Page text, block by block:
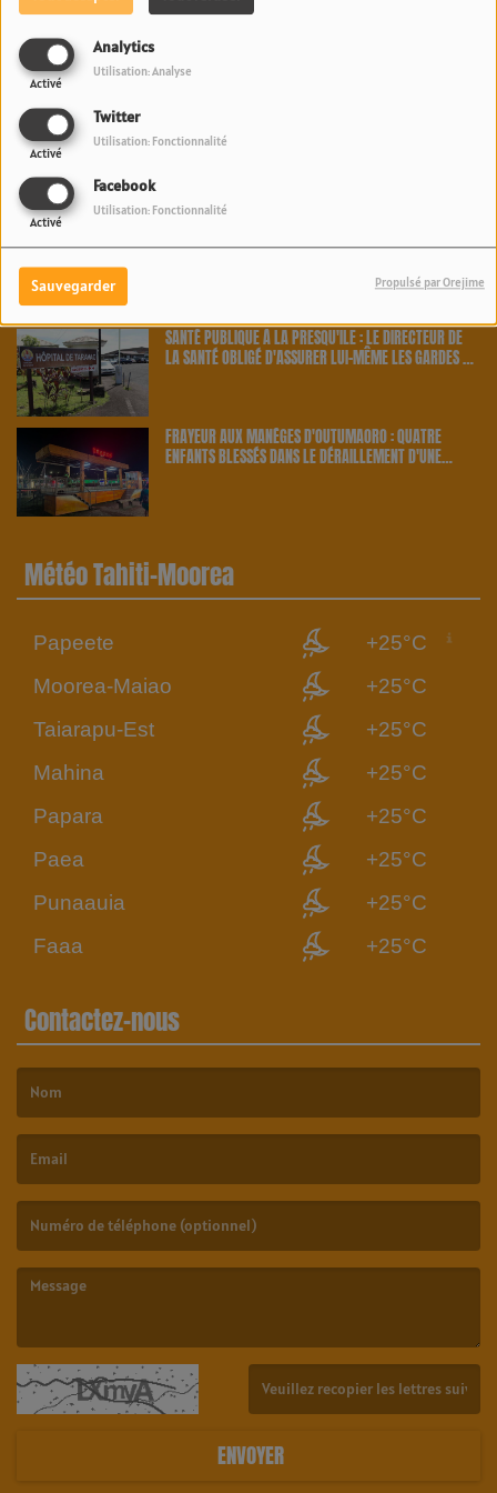
Analytics
Activé
Utilisation: Analyse
Twitter
Activé
Utilisation: Fonctionnalité
Facebook
Activé
Utilisation: Fonctionnalité
Sauvegarder Propulsé par Orejime
RETENUS PAR LE PAYS | 23.6 RADIO
SANTÉ PUBLIQUE : LA DIRECTION DE LA SANTÉ TRAQUE
SANTÉ PUBLIQUE À LA PRESQU'ÎLE : LE DIRECTEUR DE
LA SANTÉ OBLIGÉ D'ASSURER LUI-MÊME LES GARDES À
FRAYEUR AUX MANÈGES D'OUTUMAORO : QUATRE
ENFANTS BLESSÉS DANS LE DÉRAILLEMENT D'UNE
Météo Tahiti-Moorea
Papeete
+25°C
Moorea-Maiao
+25°C
Taiarapu-Est
+25°C
Mahina
+25°C
Papara
+25°C
Paea
+25°C
Punaauia
+25°C
Faaa
+25°C
Contactez-nous
ENVOYER